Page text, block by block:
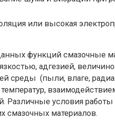
или высокая
функций смазочные
адгезией,
среды (пыли, влаге,
Различные условия
смазочных материалов.